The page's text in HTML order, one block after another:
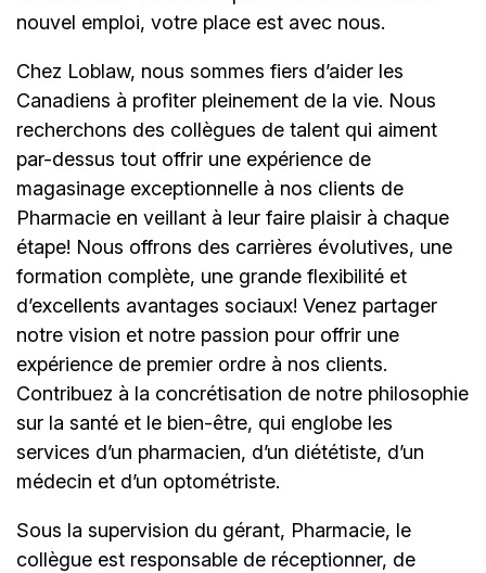
nouvel emploi, votre place est avec nous.
Chez Loblaw, nous sommes fiers d’aider les
Canadiens à profiter pleinement de la vie. Nous
recherchons des collègues de talent qui aiment
par-dessus tout offrir une expérience de
magasinage exceptionnelle à nos clients de
Pharmacie en veillant à leur faire plaisir à chaque
étape! Nous offrons des carrières évolutives, une
formation complète, une grande flexibilité et
d’excellents avantages sociaux! Venez partager
notre vision et notre passion pour offrir une
expérience de premier ordre à nos clients.
Contribuez à la concrétisation de notre philosophie
sur la santé et le bien-être, qui englobe les
services d’un pharmacien, d’un diététiste, d’un
médecin et d’un optométriste.
Sous la supervision du gérant, Pharmacie, le
collègue est responsable de réceptionner, de